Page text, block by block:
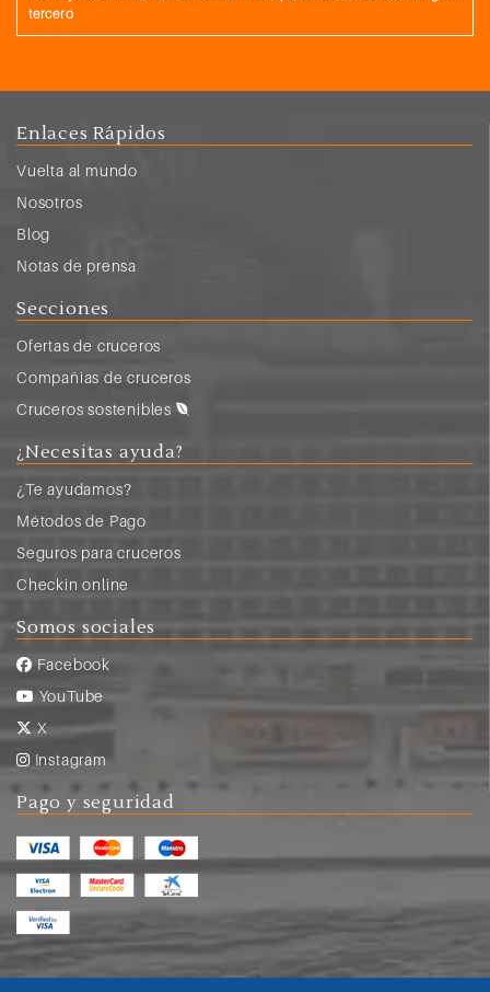
tercero
Enlaces Rápidos
Vuelta al mundo
Nosotros
Blog
Notas de prensa
Secciones
Ofertas de cruceros
Compañias de cruceros
Cruceros sostenibles
¿Necesitas ayuda?
¿Te ayudamos?
Métodos de Pago
Seguros para cruceros
Checkin online
Somos sociales
Facebook
YouTube
X
Instagram
Pago y seguridad